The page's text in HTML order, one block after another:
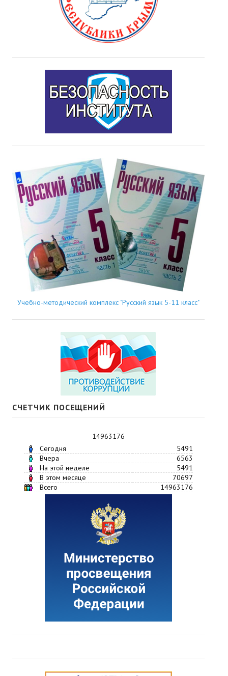
Учебно-методический комплекс "Русский язык 5-11 класс"
СЧЕТЧИК ПОСЕЩЕНИЙ
14963176
Сегодня
5491
Вчера
6563
На этой неделе
5491
В этом месяце
70697
Всего
14963176